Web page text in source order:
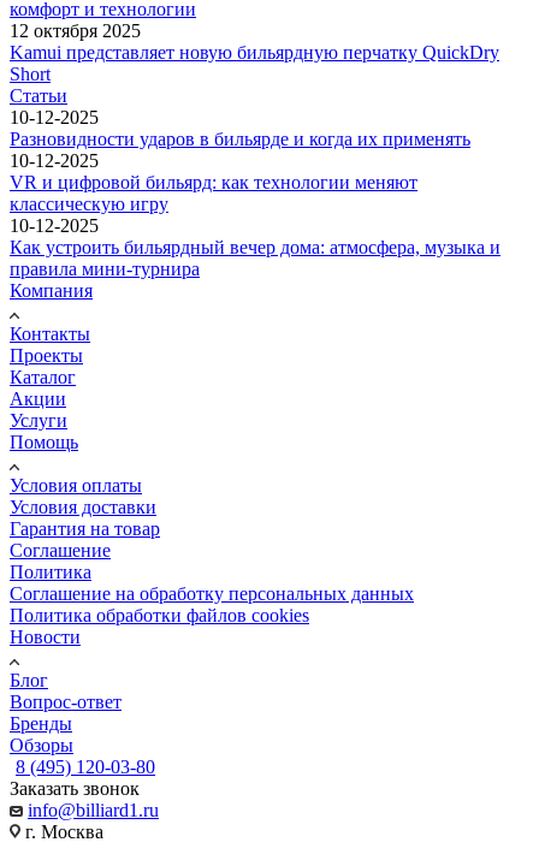
комфорт и технологии
12 октября 2025
Kamui представляет новую бильярдную перчатку QuickDry
Short
Статьи
10-12-2025
Разновидности ударов в бильярде и когда их применять
10-12-2025
VR и цифровой бильярд: как технологии меняют
классическую игру
10-12-2025
Как устроить бильярдный вечер дома: атмосфера, музыка и
правила мини-турнира
Компания
Контакты
Проекты
Каталог
Акции
Услуги
Помощь
Условия оплаты
Условия доставки
Гарантия на товар
Соглашение
Политика
Соглашение на обработку персональных данных
Политика обработки файлов cookies
Новости
Блог
Вопрос-ответ
Бренды
Обзоры
8 (495) 120-03-80
Заказать звонок
info@billiard1.ru
г. Москва